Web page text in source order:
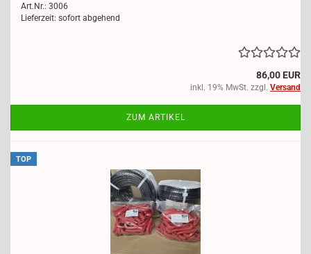
Art.Nr.: 3006
Lieferzeit: sofort abgehend
86,00 EUR
inkl. 19% MwSt. zzgl. Versand
ZUM ARTIKEL
TOP